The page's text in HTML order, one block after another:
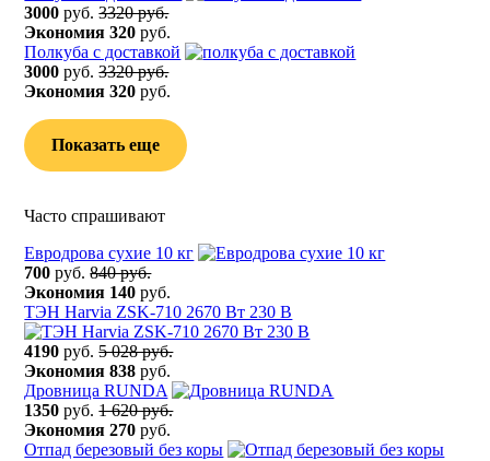
3000 руб.3320 руб.
Экономия 320 руб.
Полкуба с доставкой
3000 руб.3320 руб.
Экономия 320 руб.
Показать еще
Часто спрашивают
Евродрова сухие 10 кг
700 руб.840 руб.
Экономия 140 руб.
ТЭН Harvia ZSK-710 2670 Вт 230 В
4190 руб.5 028 руб.
Экономия 838 руб.
Дровница RUNDA
1350 руб.1 620 руб.
Экономия 270 руб.
Отпад березовый без коры